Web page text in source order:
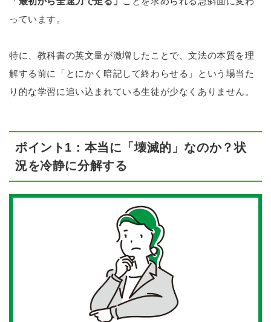
っています。
特に、教科書の英文量が激増したことで、文法の本質を理
解する前に「とにかく暗記して終わらせる」という場当た
り的な学習に追い込まれている生徒が少なくありません。
ポイント1：本当に「壊滅的」なのか？状
況を冷静に分解する